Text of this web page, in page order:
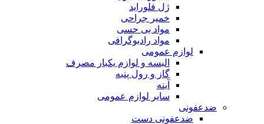
ژل فلوراید
خمیر جراحی
مواد بی حسی
مواد رادیوگرافی
لوازم عمومی
البسه و لوازم یکبار مصرف
گاز و رول پنبه
آینه
سایر لوازم عمومی
ضدعفونی
ضدعفونی دست